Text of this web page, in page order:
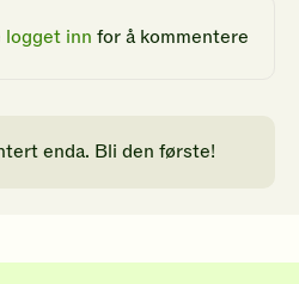
logget inn for å kommentere
enda. Bli den første!